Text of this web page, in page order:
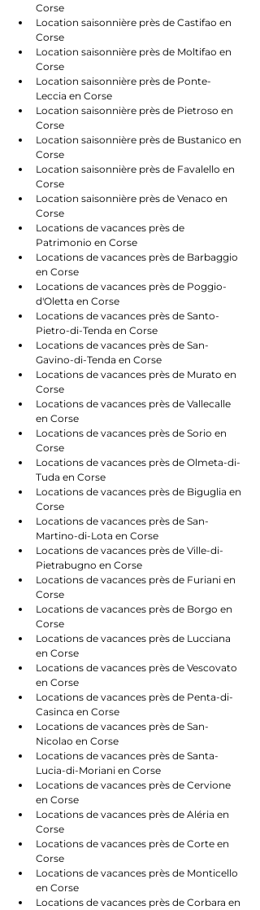
Corse
Location saisonnière près de Castifao en
Corse
Location saisonnière près de Moltifao en
Corse
Location saisonnière près de Ponte-
Leccia en Corse
Location saisonnière près de Pietroso en
Corse
Location saisonnière près de Bustanico en
Corse
Location saisonnière près de Favalello en
Corse
Location saisonnière près de Venaco en
Corse
Locations de vacances près de
Patrimonio en Corse
Locations de vacances près de Barbaggio
en Corse
Locations de vacances près de Poggio-
d'Oletta en Corse
Locations de vacances près de Santo-
Pietro-di-Tenda en Corse
Locations de vacances près de San-
Gavino-di-Tenda en Corse
Locations de vacances près de Murato en
Corse
Locations de vacances près de Vallecalle
en Corse
Locations de vacances près de Sorio en
Corse
Locations de vacances près de Olmeta-di-
Tuda en Corse
Locations de vacances près de Biguglia en
Corse
Locations de vacances près de San-
Martino-di-Lota en Corse
Locations de vacances près de Ville-di-
Pietrabugno en Corse
Locations de vacances près de Furiani en
Corse
Locations de vacances près de Borgo en
Corse
Locations de vacances près de Lucciana
en Corse
Locations de vacances près de Vescovato
en Corse
Locations de vacances près de Penta-di-
Casinca en Corse
Locations de vacances près de San-
Nicolao en Corse
Locations de vacances près de Santa-
Lucia-di-Moriani en Corse
Locations de vacances près de Cervione
en Corse
Locations de vacances près de Aléria en
Corse
Locations de vacances près de Corte en
Corse
Locations de vacances près de Monticello
en Corse
Locations de vacances près de Corbara en